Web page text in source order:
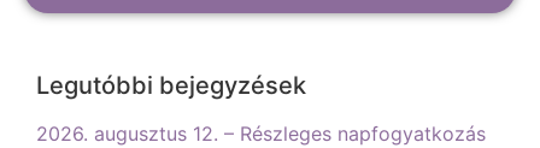
Legutóbbi bejegyzések
2026. augusztus 12. – Részleges napfogyatkozás